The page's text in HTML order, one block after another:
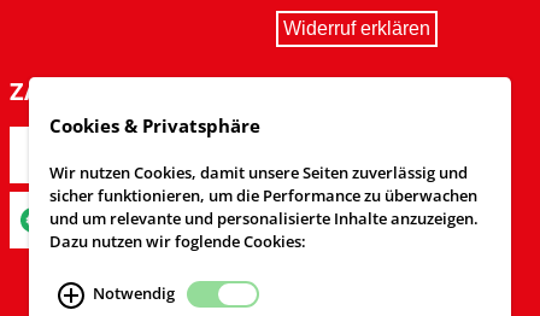
Widerruf erklären
ZAHLARTEN
Cookies & Privatsphäre
Wir nutzen Cookies, damit unsere Seiten zuverlässig und
sicher funktionieren, um die Performance zu überwachen
und um relevante und personalisierte Inhalte anzuzeigen.
Dazu nutzen wir foglende Cookies:
Notwendig